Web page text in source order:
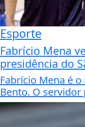
Esporte
Fabrício Mena
presidência do
Fabrício Mena é
Bento. O